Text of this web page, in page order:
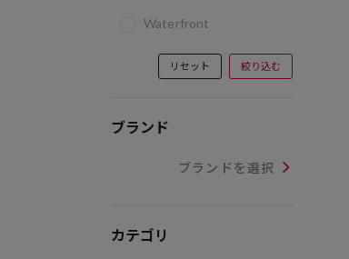
Waterfront
リセット 絞り込む
ブランド
ブランドを選択
カテゴリ